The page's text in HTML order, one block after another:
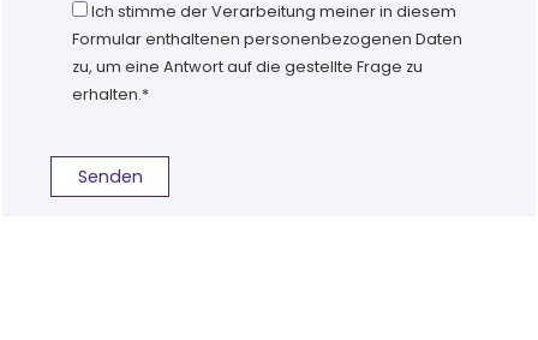
Ich stimme der Verarbeitung meiner in diesem
Formular enthaltenen personenbezogenen Daten
zu, um eine Antwort auf die gestellte Frage zu
erhalten.*